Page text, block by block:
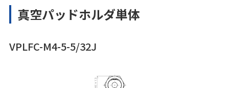
真空パッドホルダ単体
VPLFC-M4-5-5/32J